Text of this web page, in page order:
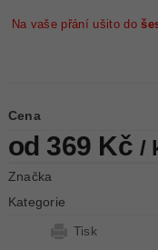
Na vaše přání ušito do
Cena
od 369 Kč /
Značka
Kategorie
Tisk